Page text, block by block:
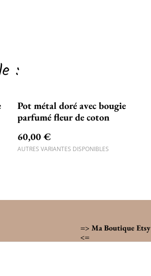
:
Pot métal doré avec bougie
parfumé fleur de coton
60,00 €
AUTRES VARIANTES DISPONIBLES
=> Ma Boutique Etsy
<=